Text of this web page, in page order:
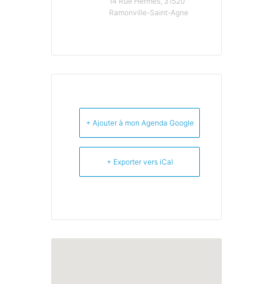
Ramonville-Saint-Agne
+ Ajouter à mon Agenda Google
+ Exporter vers iCal